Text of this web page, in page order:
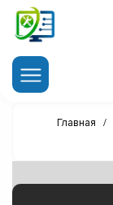
Главная /